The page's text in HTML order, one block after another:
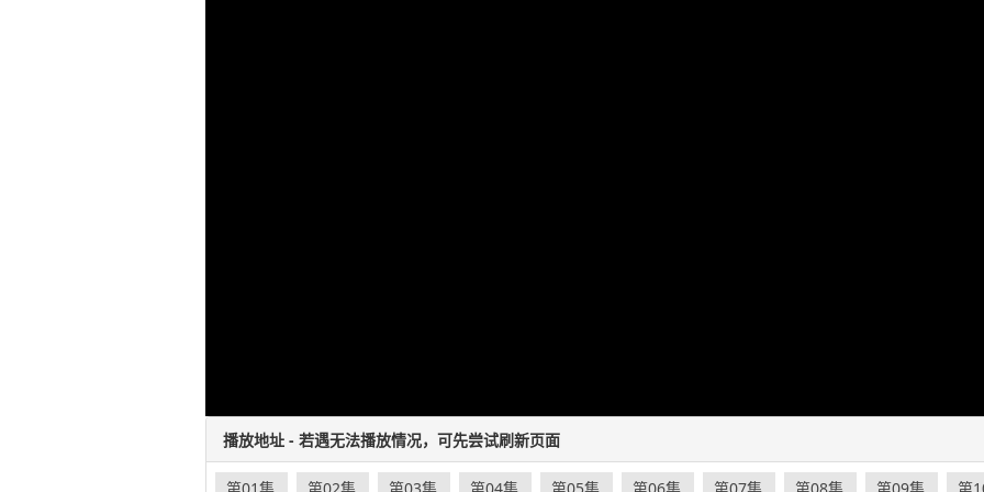
播放地址 - 若遇无法播放情况，可先尝试刷新页面